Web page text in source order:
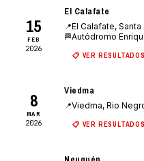
15
FEB
2026
El Calafate
📍El Calafate, Santa
🏁Autódromo
📋 VER RESULTADOS
8
MAR
2026
Viedma
📍Viedma, Rio
📋 VER RESULTADOS